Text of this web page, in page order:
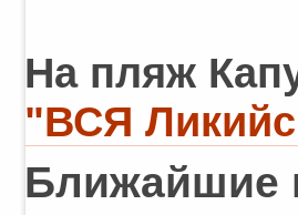
На пляж
"ВСЯ
Ближайшие